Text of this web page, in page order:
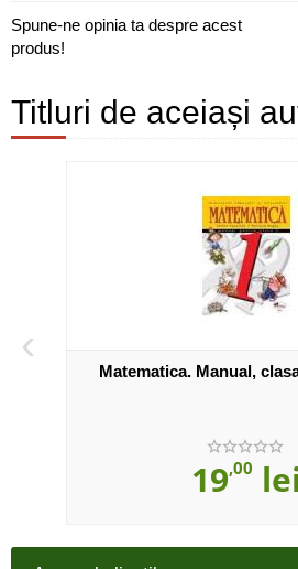
Spune-ne opinia ta despre acest
produs!
Titluri de aceiași
‹
Matematica. Manual,
19,00 lei